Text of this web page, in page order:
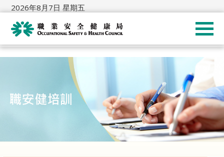
2026年8月7日 星期五